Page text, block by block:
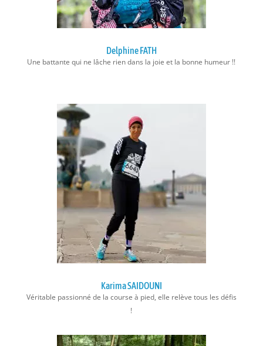
Delphine FATH
Une battante qui ne lâche rien dans la joie et la bonne humeur !!
Karima SAIDOUNI
Véritable passionné de la course à pied, elle relève tous les défis
!